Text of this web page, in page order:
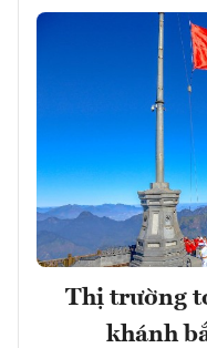
Thị trường
khánh